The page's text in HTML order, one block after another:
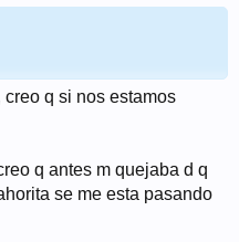
q si nos estamos
q antes m quejaba d q
se me esta pasando